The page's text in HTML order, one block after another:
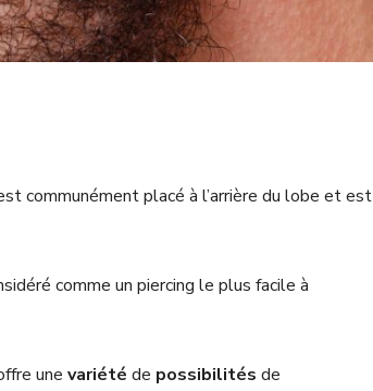
communément placé à l’arrière du lobe et est
comme un piercing le plus facile à
une variété de possibilités de